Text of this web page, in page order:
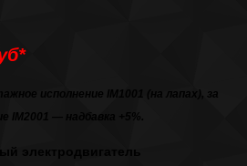
исполнение IM1001 (на лапах), за
IM2001 — надбавка +5%.
электродвигатель